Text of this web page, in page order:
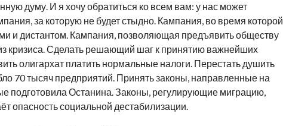
думу. И я хочу обратиться ко всем вам: у нас может
за которую не будет стыдно. Кампания, во время которой
и дистантом. Кампания, позволяющая предъявить обществу
кризиса. Сделать решающий шаг к принятию важнейших
олигархат платить нормальные налоги. Перестать душить
70 тысяч предприятий. Принять законы, направленные на
подготовила Останина. Законы, регулирующие миграцию,
опасность социальной дестабилизации.